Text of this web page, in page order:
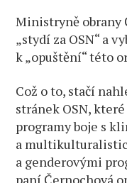
Ministryně obrany
„stydí za OSN“ a
k „opuštění“ této
Což o to, stačí
stránek OSN,
programy boje s
a
a genderovými
paní Černochová